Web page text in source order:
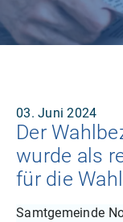
03. Juni 2024
Der
wurde als
für die
Samtgemeinde